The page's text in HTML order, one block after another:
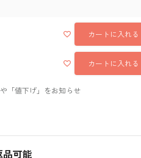
カートに入れる
カートに入れる
可能